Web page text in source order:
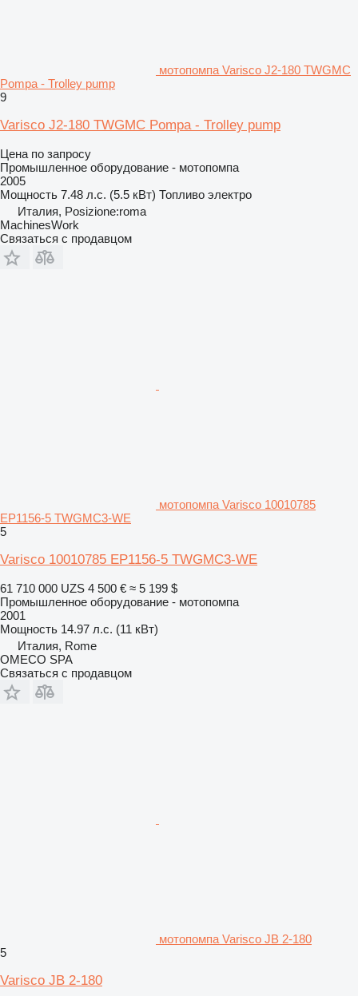
мотопомпа Varisco J2-180 TWGMC
Pompa - Trolley pump
9
Varisco J2-180 TWGMC Pompa - Trolley pump
Цена по запросу
Промышленное оборудование - мотопомпа
2005
Мощность 7.48 л.с. (5.5 кВт) Топливо электро
Италия, Posizione:roma
MachinesWork
Связаться с продавцом
мотопомпа Varisco 10010785
EP1156-5 TWGMC3-WE
5
Varisco 10010785 EP1156-5 TWGMC3-WE
61 710 000 UZS 4 500 € ≈ 5 199 $
Промышленное оборудование - мотопомпа
2001
Мощность 14.97 л.с. (11 кВт)
Италия, Rome
OMECO SPA
Связаться с продавцом
мотопомпа Varisco JB 2-180
5
Varisco JB 2-180